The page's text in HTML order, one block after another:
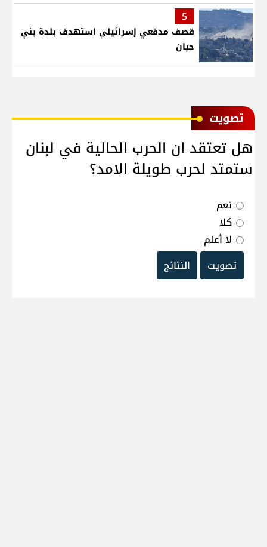
5
قصف مدفعي إسرائيلي استهدف بلدة بني
حيان
ﺗﺼﻮﻳﺖ
هل تعتقد ان الحرب الحالية في لبنان
ستمتد لحرب طويلة الامد؟
نعم
كلا
لا أعلم
تصويت
النتائج